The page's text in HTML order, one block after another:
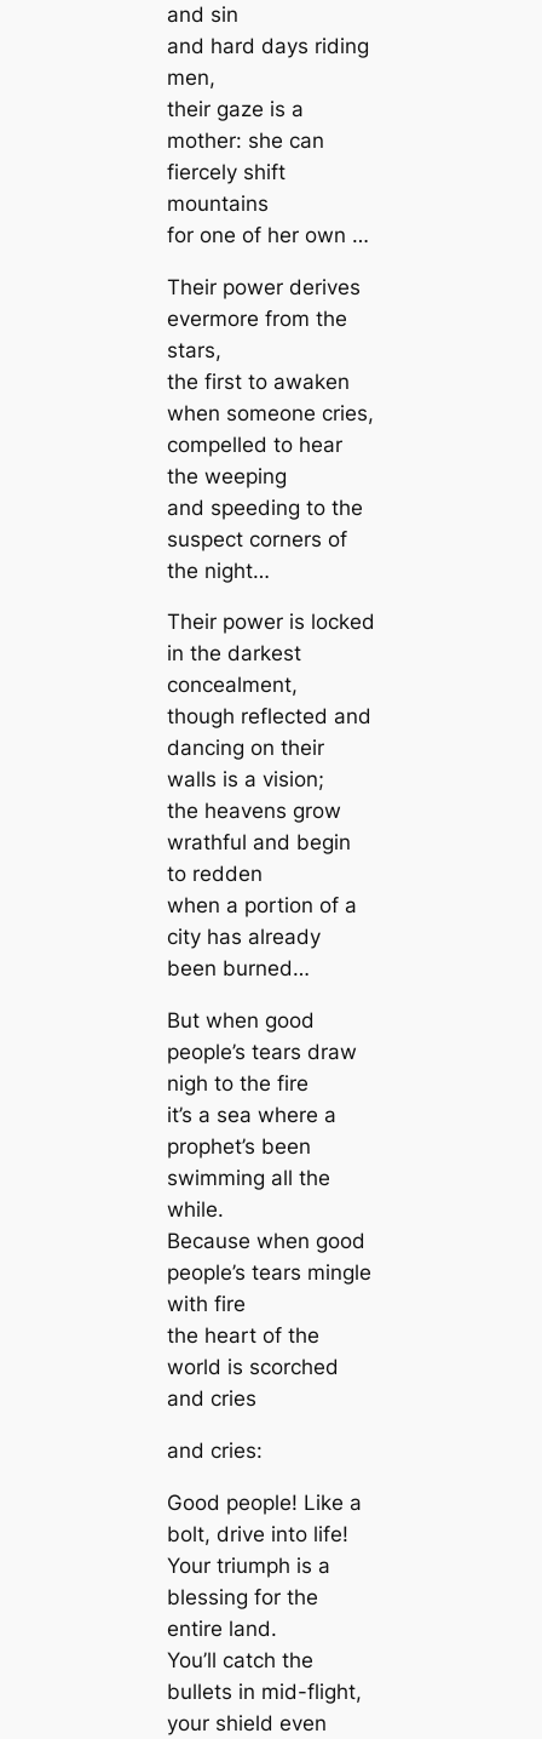
and sin
and hard days riding
men,
their gaze is a
mother: she can
fiercely shift
mountains
for one of her own …
Their power derives
evermore from the
stars,
the first to awaken
when someone cries,
compelled to hear
the weeping
and speeding to the
suspect corners of
the night…
Their power is locked
in the darkest
concealment,
though reflected and
dancing on their
walls is a vision;
the heavens grow
wrathful and begin
to redden
when a portion of a
city has already
been burned…
But when good
people’s tears draw
nigh to the fire
it’s a sea where a
prophet’s been
swimming all the
while.
Because when good
people’s tears mingle
with fire
the heart of the
world is scorched
and cries
and cries:
Good people! Like a
bolt, drive into life!
Your triumph is a
blessing for the
entire land.
You’ll catch the
bullets in mid-flight,
your shield even